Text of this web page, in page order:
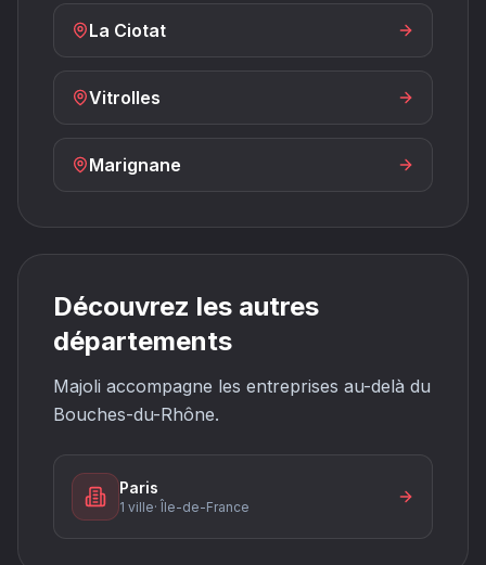
La Ciotat
Vitrolles
Marignane
Découvrez les autres
départements
Majoli accompagne les entreprises au-delà du
Bouches-du-Rhône.
Paris
1 ville· Île-de-France